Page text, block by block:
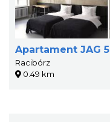
Apartament JAG 5
Racibórz
0.49 km